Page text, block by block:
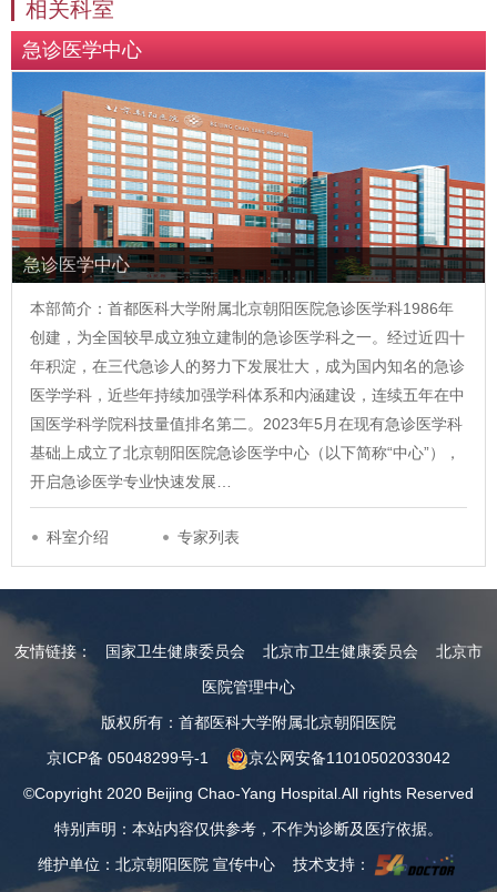
相关科室
急诊医学中心
急诊医学中心
本部简介：首都医科大学附属北京朝阳医院急诊医学科1986年
创建，为全国较早成立独立建制的急诊医学科之一。经过近四十
年积淀，在三代急诊人的努力下发展壮大，成为国内知名的急诊
医学学科，近些年持续加强学科体系和内涵建设，连续五年在中
国医学科学院科技量值排名第二。2023年5月在现有急诊医学科
基础上成立了北京朝阳医院急诊医学中心（以下简称“中心”），
开启急诊医学专业快速发展…
科室介绍 专家列表
友情链接： 国家卫生健康委员会 北京市卫生健康委员会
北京市
医院管理中心
版权所有：首都医科大学附属北京朝阳医院
京ICP备 05048299号-1
京公网安备11010502033042
©Copyright 2020 Beijing Chao-Yang Hospital.All rights Reserved
特别声明：本站内容仅供参考，不作为诊断及医疗依据。
维护单位：北京朝阳医院 宣传中心 技术支持：